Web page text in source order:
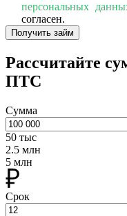
персональных
согласен.
Получить займ
Рассчитайте
ПТС
Сумма
50 тыс
2.5 млн
5 млн
Срок